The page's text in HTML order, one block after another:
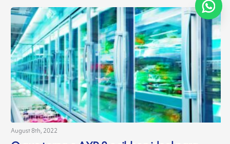
August 8th, 2022